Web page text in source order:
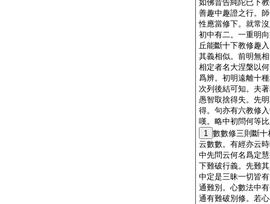
如佛昔告純陀已下
善趣中趣證之行。
性應當修下。就常
初中有二。一重明
丘能斷十下教修趣
其義相似。前明無
相定者名大涅槃以
爲辨。初明遠離十
次列後結可知。夫
愚智取捨得失。先
得。句亦有六教修
嘆。略中初問何等
1 數數修三則斷
云數數。有經亦云
中先問云何名爲定
下難破行義。先難
中定是三昧一切皆
通難別。心數法中
通有難破別修。若